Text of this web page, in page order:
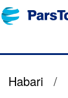
Habari /